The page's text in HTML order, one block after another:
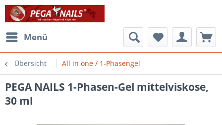
Menü
Übersicht All in one / 1-Phasengel
PEGA NAILS 1-Phasen-Gel mittelviskose,
30 ml